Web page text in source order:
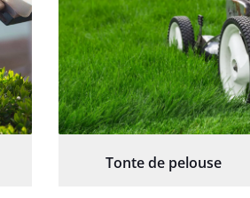
Tonte de pelouse